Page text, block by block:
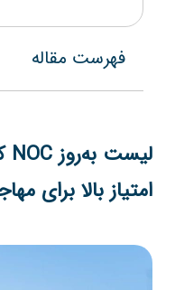
بالا برای
فهرست مقاله